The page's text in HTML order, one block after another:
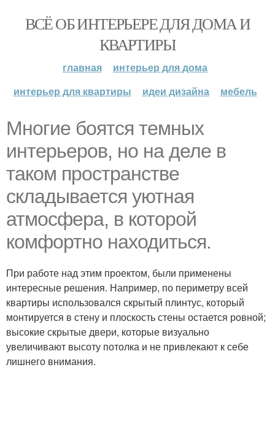
ВСЁ ОБ ИНТЕРЬЕРЕ ДЛЯ ДОМА И
КВАРТИРЫ
главная
интерьер для дома
интерьер для квартиры
идеи дизайна мебель
Многие боятся темных
интерьеров, но на деле в
таком пространстве
складывается уютная
атмосфера, в которой
комфортно находиться.
При работе над этим проектом, были применены
интересные решения. Например, по периметру всей
квартиры использовался скрытый плинтус, который
монтируется в стену и плоскость стены остается ровной;
высокие скрытые двери, которые визуально
увеличивают высоту потолка и не привлекают к себе
лишнего внимания.